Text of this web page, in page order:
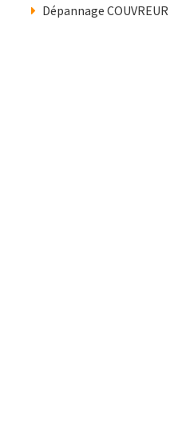
Dépannage